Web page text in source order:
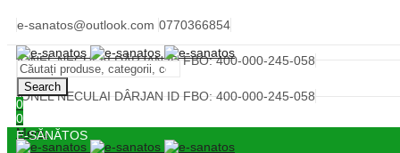
e-sanatos@outlook.com 0770366854
IONEL NECULAI DÂRJAN ID FBO: 400-000-245-058
IONEL NECULAI DÂRJAN ID FBO: 400-000-245-058
Search
0
0
Menu
E-SĂNĂTOS